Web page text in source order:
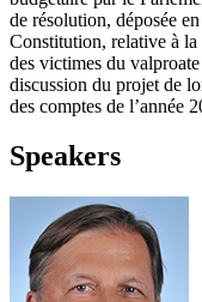
de résolution, déposée
Constitution, relative à
des victimes du
discussion du projet de
des comptes de l’année
Speakers